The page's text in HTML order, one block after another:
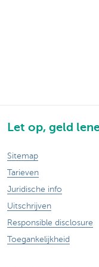
Let op, geld
Sitemap
Tarieven
Juridische info
Uitschrijven
Responsible disclosure
Toegankelijkheid